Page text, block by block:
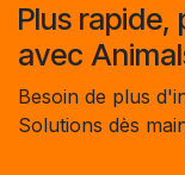
Plus rapide,
avec
Besoin de plus
Solutions dès